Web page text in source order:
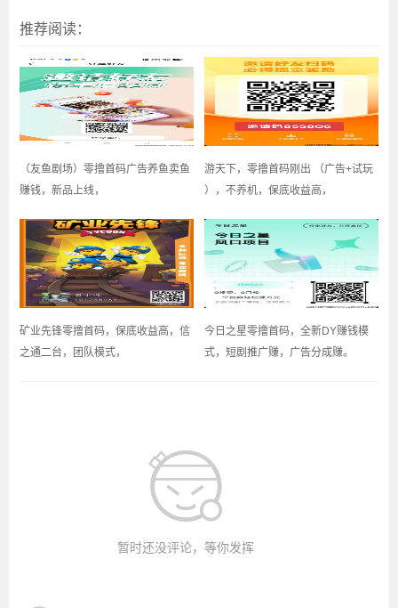
推荐阅读：
（友鱼剧场）零撸首码广告养鱼卖鱼
赚钱，新品上线，
游天下，零撸首码刚出 （广告+试玩
），不养机，保底收益高，
矿业先锋零撸首码，保底收益高，信
之通二台，团队模式，
今日之星零撸首码，全新DY赚钱模
式，短剧推广赚，广告分成赚。
暂时还没评论，等你发挥